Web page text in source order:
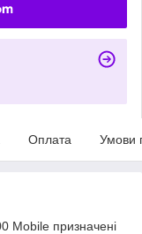
Оплата Умови
Mobile призначені